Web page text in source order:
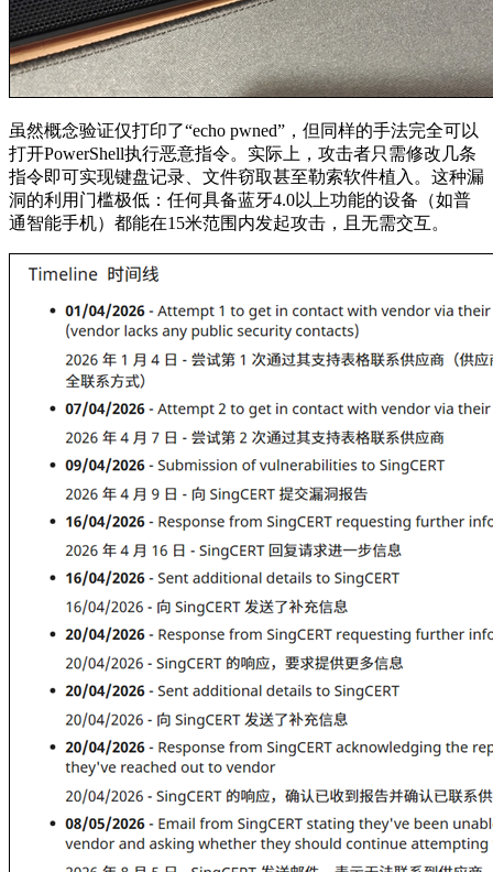
虽然概念验证仅打印了“echo pwned”，但同样的手法完全可以
打开PowerShell执行恶意指令。实际上，攻击者只需修改几条
指令即可实现键盘记录、文件窃取甚至勒索软件植入。这种漏
洞的利用门槛极低：任何具备蓝牙4.0以上功能的设备（如普
通智能手机）都能在15米范围内发起攻击，且无需交互。